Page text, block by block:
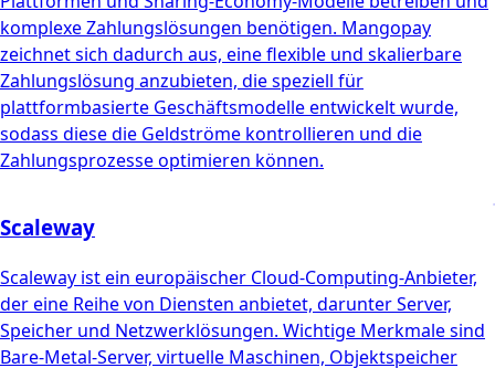
komplexe Zahlungslösungen benötigen. Mangopay
zeichnet sich dadurch aus, eine flexible und skalierbare
Zahlungslösung anzubieten, die speziell für
plattformbasierte Geschäftsmodelle entwickelt wurde,
sodass diese die Geldströme kontrollieren und die
Zahlungsprozesse optimieren können.
Scaleway
Scaleway ist ein europäischer Cloud-Computing-Anbieter,
der eine Reihe von Diensten anbietet, darunter Server,
Speicher und Netzwerklösungen. Wichtige Merkmale sind
Bare-Metal-Server, virtuelle Maschinen, Objektspeicher